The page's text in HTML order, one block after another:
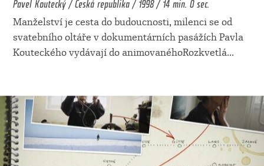
Manželství je cesta do budoucnosti, milenci se od
svatebního oltáře v dokumentárních pasážích Pavla
Kouteckého vydávají do animovanéhoRozkvetlá...